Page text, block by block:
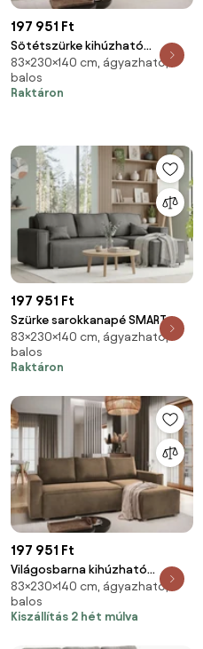
197 951 Ft
Sötétszürke kihúzható
sarokkanapé CAVELO,
kétoldalas
83×230×140 cm, ágyazható,
balos
Raktáron
197 951 Ft
Szürke sarokkanapé SMART
COSARO, kétoldalas + 2 párna
AJÁNDÉK
83×230×140 cm, ágyazható,
balos
Raktáron
197 951 Ft
Világosbarna kihúzható
sarokkanapé CAVELO,
kétoldalas
83×230×140 cm, ágyazható,
balos
Kiszállítás 2 hét múlva